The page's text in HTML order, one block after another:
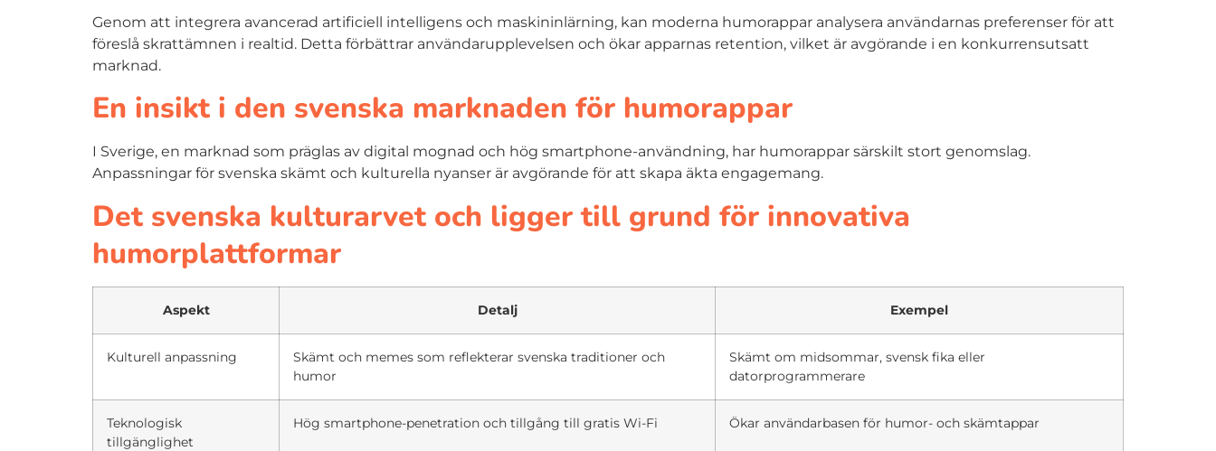
Genom att integrera avancerad artificiell intelligens och maskininlärning, kan moderna humorappar analysera användarnas preferenser för att
föreslå skrattämnen i realtid. Detta förbättrar användarupplevelsen och ökar apparnas retention, vilket är avgörande i en konkurrensutsatt
marknad.
En insikt i den svenska marknaden för humorappar
I Sverige, en marknad som präglas av digital mognad och hög smartphone-användning, har humorappar särskilt stort genomslag.
Anpassningar för svenska skämt och kulturella nyanser är avgörande för att skapa äkta engagemang.
Det svenska kulturarvet och ligger till grund för innovativa
humorplattformar
Aspekt Detalj Exempel
Kulturell anpassning
Skämt och memes som reflekterar svenska traditioner och
humor
Skämt om midsommar, svensk fika eller
datorprogrammerare
Teknologisk
tillgänglighet
Hög smartphone-penetration och tillgång till gratis Wi-Fi Ökar användarbasen för humor- och skämtappar